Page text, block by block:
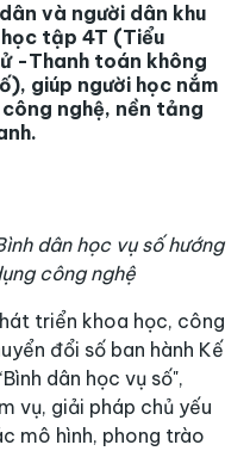
và người dân khu
tập 4T (Tiểu
-Thanh toán không
giúp người học nắm
nghệ, nền tảng
dân học vụ số hướng
công nghệ
triển khoa học, công
đổi số ban hành Kế
dân học vụ số",
vụ, giải pháp chủ yếu
mô hình, phong trào